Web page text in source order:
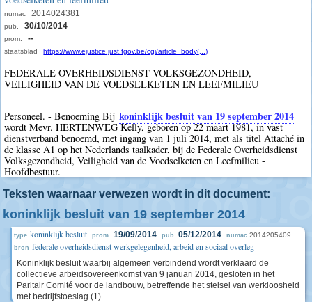
numac 2014024381
pub. 30/10/2014
prom. --
staatsblad https://www.ejustice.just.fgov.be/cgi/article_body(...)
FEDERALE OVERHEIDSDIENST VOLKSGEZONDHEID,
VEILIGHEID VAN DE VOEDSELKETEN EN LEEFMILIEU
Personeel. - Benoeming Bij koninklijk besluit van 19 september 2014
wordt Mevr. HERTENWEG Kelly, geboren op 22 maart 1981, in vast
dienstverband benoemd, met ingang van 1 juli 2014, met als titel Attaché in
de klasse A1 op het Nederlands taalkader, bij de Federale Overheidsdienst
Volksgezondheid, Veiligheid van de Voedselketen en Leefmilieu -
Hoofdbestuur.
Teksten waarnaar verwezen wordt in dit document:
koninklijk besluit van 19 september 2014
type koninklijk besluit prom. 19/09/2014 pub. 05/12/2014 numac 2014205409
bron federale overheidsdienst werkgelegenheid, arbeid en sociaal overleg
Koninklijk besluit waarbij algemeen verbindend wordt verklaard de
collectieve arbeidsovereenkomst van 9 januari 2014, gesloten in het
Paritair Comité voor de landbouw, betreffende het stelsel van werkloosheid
met bedrijfstoeslag (1)